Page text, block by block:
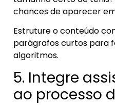
chances de aparecer
Estruture o conteúdo
parágrafos curtos para
algoritmos.
5. Integre
ao processo